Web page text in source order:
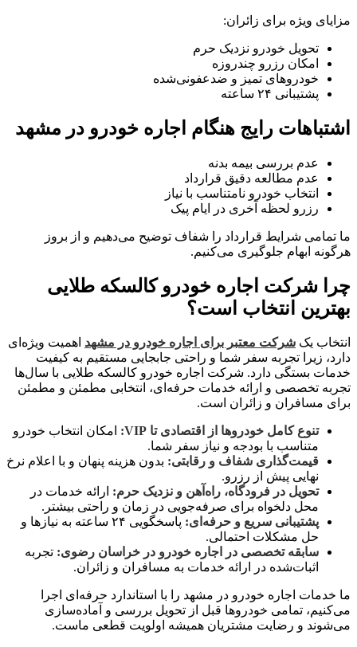
مزایای ویژه برای زائران:
تحویل خودرو نزدیک حرم
امکان رزرو چندروزه
خودروهای تمیز و ضدعفونی‌شده
پشتیبانی ۲۴ ساعته
اشتباهات رایج هنگام اجاره خودرو در مشهد
عدم بررسی بیمه بدنه
عدم مطالعه دقیق قرارداد
انتخاب خودرو نامتناسب با نیاز
رزرو لحظه آخری در ایام پیک
ما تمامی شرایط قرارداد را شفاف توضیح می‌دهیم و از بروز
هرگونه ابهام جلوگیری می‌کنیم.
چرا شرکت اجاره خودرو کالسکه طلایی
بهترین انتخاب است؟
انتخاب یک شرکت معتبر برای اجاره خودرو در مشهد اهمیت ویژه‌ای
دارد، زیرا تجربه سفر شما و راحتی جابجایی مستقیم به کیفیت
خدمات بستگی دارد. شرکت اجاره خودرو کالسکه طلایی با سال‌ها
تجربه تخصصی و ارائه خدمات حرفه‌ای، انتخابی مطمئن و مطمئن
برای مسافران و زائران است.
تنوع کامل خودروها از اقتصادی تا VIP:
امکان انتخاب خودرو
متناسب با بودجه و نیاز سفر شما.
قیمت‌گذاری شفاف و رقابتی: بدون هزینه پنهان و با اعلام نرخ
نهایی پیش از رزرو.
تحویل در فرودگاه، راه‌آهن و نزدیک حرم: ارائه خدمات در
محل دلخواه برای صرفه‌جویی در زمان و راحتی بیشتر.
پشتیبانی سریع و حرفه‌ای:
پاسخگویی ۲۴ ساعته به نیازها و
حل مشکلات احتمالی.
سابقه تخصصی در اجاره خودرو در خراسان رضوی: تجربه
اثبات‌شده در ارائه خدمات به مسافران و زائران.
ما خدمات اجاره خودرو در مشهد را با استاندارد حرفه‌ای اجرا
می‌کنیم، تمامی خودروها قبل از تحویل بررسی و آماده‌سازی
می‌شوند و رضایت مشتریان همیشه اولویت قطعی ماست.